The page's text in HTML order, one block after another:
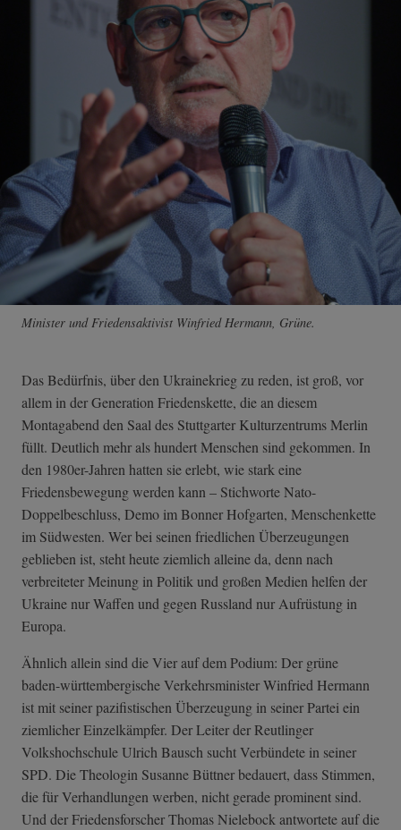
Minister und Friedensaktivist Winfried Hermann, Grüne.
Das Bedürfnis, über den Ukrainekrieg zu reden, ist groß, vor
allem in der Generation Friedenskette, die an diesem
Montagabend den Saal des Stuttgarter Kulturzentrums Merlin
füllt. Deutlich mehr als hundert Menschen sind gekommen. In
den 1980er-Jahren hatten sie erlebt, wie stark eine
Friedensbewegung werden kann – Stichworte Nato-
Doppelbeschluss, Demo im Bonner Hofgarten, Menschenkette
im Südwesten. Wer bei seinen friedlichen Überzeugungen
geblieben ist, steht heute ziemlich alleine da, denn nach
verbreiteter Meinung in Politik und großen Medien helfen der
Ukraine nur Waffen und gegen Russland nur Aufrüstung in
Europa.
Ähnlich allein sind die Vier auf dem Podium: Der grüne
baden-württembergische Verkehrsminister Winfried Hermann
ist mit seiner pazifistischen Überzeugung in seiner Partei ein
ziemlicher Einzelkämpfer. Der Leiter der Reutlinger
Volkshochschule Ulrich Bausch sucht Verbündete in seiner
SPD. Die Theologin Susanne Büttner bedauert, dass Stimmen,
die für Verhandlungen werben, nicht gerade prominent sind.
Und der Friedensforscher Thomas Nielebock antwortete auf die